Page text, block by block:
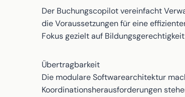
Der Buchungscopilot vereinfacht
die Voraussetzungen für eine
Fokus gezielt auf
Übertragbarkeit
Die modulare Softwarearchitektur
Koordinationsherausforderungen